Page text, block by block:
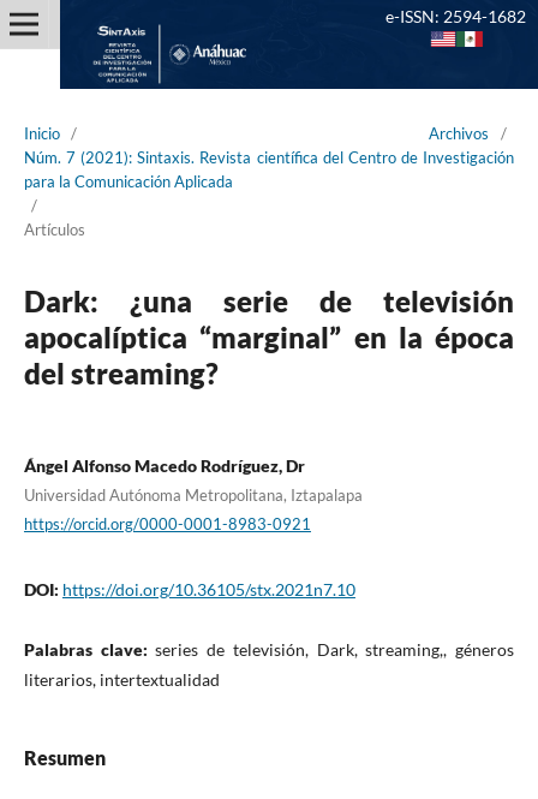
Inicio / Archivos
/
Núm. 7 (2021): Sintaxis. Revista científica del Centro de Investigación
para la Comunicación Aplicada
/
Artículos
Dark: ¿una serie de televisión
apocalíptica “marginal” en la época
del streaming?
Ángel Alfonso Macedo Rodríguez, Dr
Universidad Autónoma Metropolitana, Iztapalapa
https://orcid.org/0000-0001-8983-0921
DOI: https://doi.org/10.36105/stx.2021n7.10
Palabras clave:series de televisión, Dark, streaming,, géneros
literarios, intertextualidad
Resumen
e-ISSN: 2594-1682